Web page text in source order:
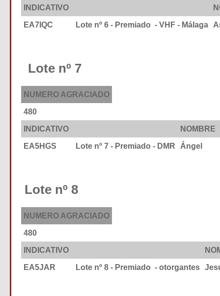
INDICATIVO
EA7IQC Lote nº 6 - Premiado - VHF - Málaga
Lote nº 7
NUMERO AGRACIADO
480
INDICATIVO NOMBRE
EA5HGS Lote nº 7 - Premiado - DMR
Lote nº 8
NUMERO AGRACIADO
480
INDICATIVO
EA5JAR Lote nº 8 - Premiado - otorgantes